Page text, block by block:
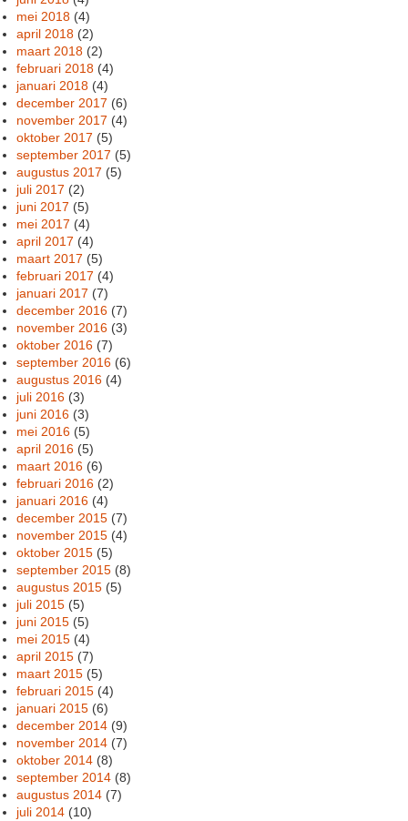
mei 2018 (4)
april 2018 (2)
maart 2018 (2)
februari 2018 (4)
januari 2018 (4)
december 2017 (6)
november 2017 (4)
oktober 2017 (5)
september 2017 (5)
augustus 2017 (5)
juli 2017 (2)
juni 2017 (5)
mei 2017 (4)
april 2017 (4)
maart 2017 (5)
februari 2017 (4)
januari 2017 (7)
december 2016 (7)
november 2016 (3)
oktober 2016 (7)
september 2016 (6)
augustus 2016 (4)
juli 2016 (3)
juni 2016 (3)
mei 2016 (5)
april 2016 (5)
maart 2016 (6)
februari 2016 (2)
januari 2016 (4)
december 2015 (7)
november 2015 (4)
oktober 2015 (5)
september 2015 (8)
augustus 2015 (5)
juli 2015 (5)
juni 2015 (5)
mei 2015 (4)
april 2015 (7)
maart 2015 (5)
februari 2015 (4)
januari 2015 (6)
december 2014 (9)
november 2014 (7)
oktober 2014 (8)
september 2014 (8)
augustus 2014 (7)
juli 2014 (10)